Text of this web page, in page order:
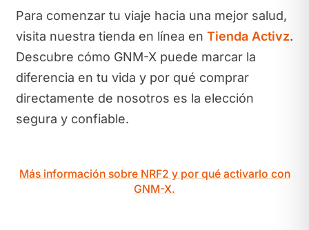
Para comenzar tu viaje hacia una mejor salud,
visita nuestra tienda en línea en Tienda Activz.
Descubre cómo GNM-X puede marcar la
diferencia en tu vida y por qué comprar
directamente de nosotros es la elección
segura y confiable.
Más información sobre NRF2 y por qué activarlo con
GNM-X.